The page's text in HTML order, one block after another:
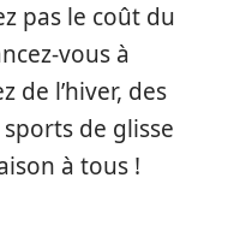
pas le coût du
vous à
de l’hiver, des
de glisse
à tous !